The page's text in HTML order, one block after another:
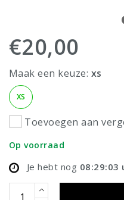
€20,00
Maak een keuze: xs
XS
Toevoegen aan
Op voorraad
Je hebt nog 08:29:03